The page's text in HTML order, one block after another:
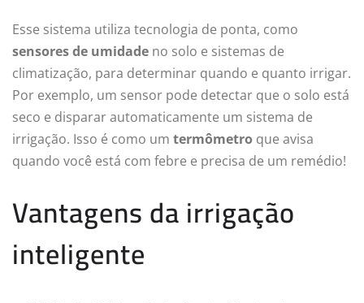
Esse sistema utiliza tecnologia de ponta, como
sensores de umidade no solo e sistemas de
climatização, para determinar quando e quanto irrigar.
Por exemplo, um sensor pode detectar que o solo está
seco e disparar automaticamente um sistema de
irrigação. Isso é como um termômetro que avisa
quando você está com febre e precisa de um remédio!
Vantagens da irrigação
inteligente